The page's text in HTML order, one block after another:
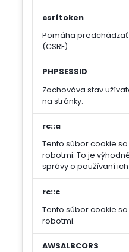
csrftoken
Pomáha predchádzať
(CSRF).
PHPSESSID
Zachováva stav
na stránky.
rc::a
Tento súbor cookie
robotmi. To je
správy o používaní
rc::c
Tento súbor cookie
robotmi.
AWSALBCORS